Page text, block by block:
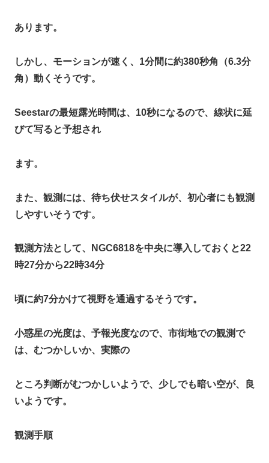
あります。
しかし、モーションが速く、1分間に約380秒角（6.3分
角）動くそうです。
Seestarの最短露光時間は、10秒になるので、線状に延
びて写ると予想され
ます。
また、観測には、待ち伏せスタイルが、初心者にも観測
しやすいそうです。
観測方法として、NGC6818を中央に導入しておくと22
時27分から22時34分
頃に約7分かけて視野を通過するそうです。
小惑星の光度は、予報光度なので、市街地での観測で
は、むつかしいか、実際の
ところ判断がむつかしいようで、少しでも暗い空が、良
いようです。
観測手順